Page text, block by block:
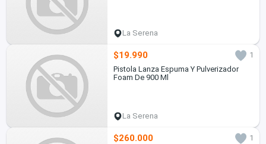
La Serena
$19.990
1
Pistola Lanza Espuma Y Pulverizador
Foam De 900 Ml
La Serena
$260.000
1